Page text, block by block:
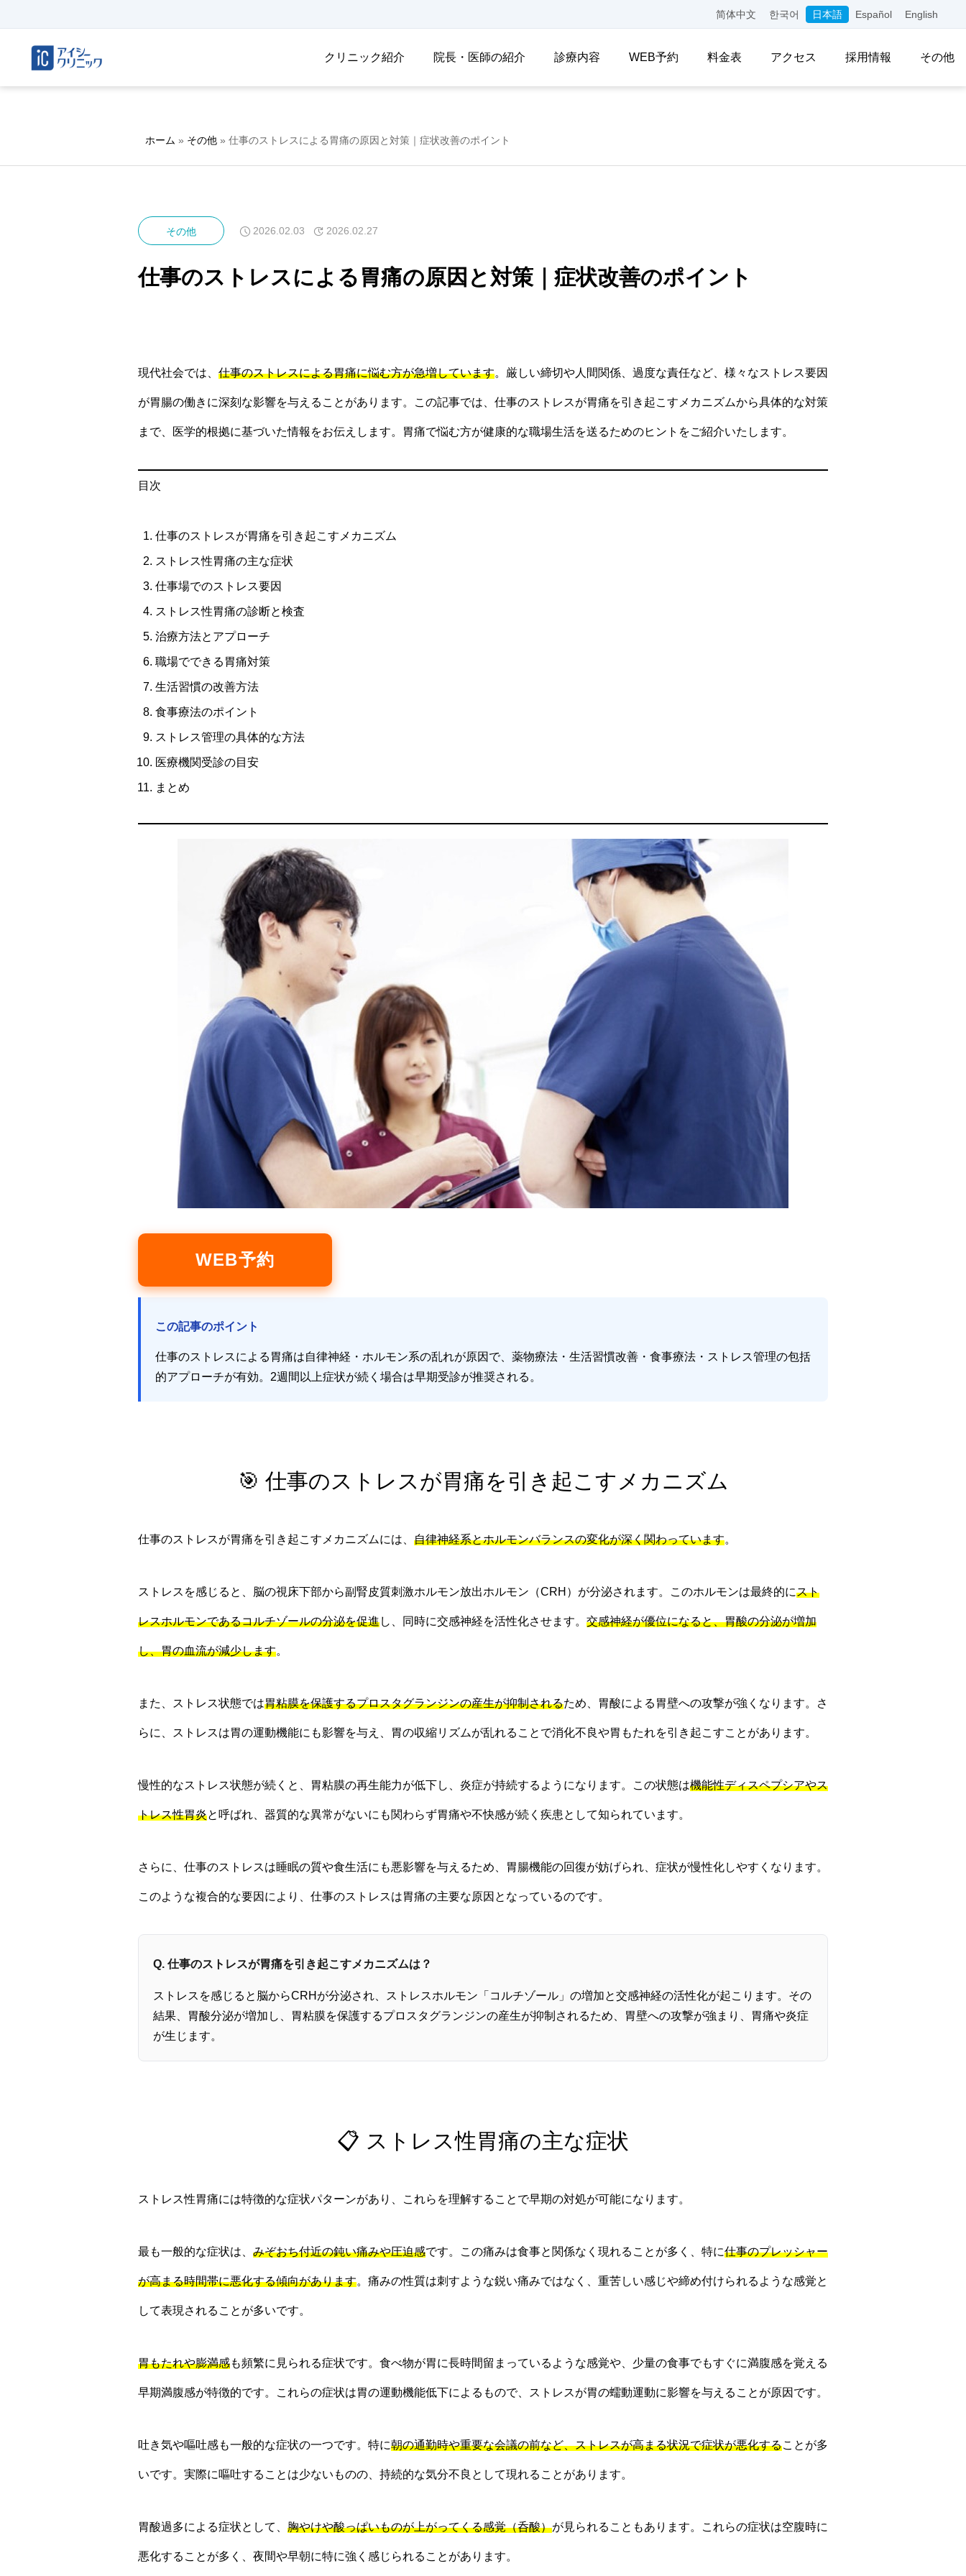
简体中文 한국어 日本語 Español English
クリニック紹介 院長・医師の紹介 診療内容 WEB予約 料金表 アクセス 採用情報 その他
ホーム » その他 » 仕事のストレスによる胃痛の原因と対策｜症状改善のポイント
その他 2026.02.03 2026.02.27
仕事のストレスによる胃痛の原因と対策｜症状改善のポイント
現代社会では、 仕事のストレスによる胃痛に悩む方が急増しています。厳しい締切や人間関係、過度な責任など、様々なストレス要因
が胃腸の働きに深刻な影響を与えることがあります。この記事では、仕事のストレスが胃痛を引き起こすメカニズムから具体的な対策
まで、医学的根拠に基づいた情報をお伝えします。胃痛で悩む方が健康的な職場生活を送るためのヒントをご紹介いたします。
目次
仕事のストレスが胃痛を引き起こすメカニズム
ストレス性胃痛の主な症状
仕事場でのストレス要因
ストレス性胃痛の診断と検査
治療方法とアプローチ
職場でできる胃痛対策
生活習慣の改善方法
食事療法のポイント
ストレス管理の具体的な方法
医療機関受診の目安
まとめ
WEB予約
この記事のポイント
仕事のストレスによる胃痛は自律神経・ホルモン系の乱れが原因で、薬物療法・生活習慣改善・食事療法・ストレス管理の包括
的アプローチが有効。2週間以上症状が続く場合は早期受診が推奨される。
🎯 仕事のストレスが胃痛を引き起こすメカニズム
仕事のストレスが胃痛を引き起こすメカニズムには、 自律神経系とホルモンバランスの変化が深く関わっています。
ストレスを感じると、脳の視床下部から副腎皮質刺激ホルモン放出ホルモン（CRH）が分泌されます。このホルモンは最終的にスト
レスホルモンであるコルチゾールの分泌を促進し、同時に交感神経を活性化させます。 交感神経が優位になると、胃酸の分泌が増加
し、胃の血流が減少します。
また、ストレス状態では胃粘膜を保護するプロスタグランジンの産生が抑制されるため、胃酸による胃壁への攻撃が強くなります。さ
らに、ストレスは胃の運動機能にも影響を与え、胃の収縮リズムが乱れることで消化不良や胃もたれを引き起こすことがあります。
慢性的なストレス状態が続くと、胃粘膜の再生能力が低下し、炎症が持続するようになります。この状態は機能性ディスペプシアやス
トレス性胃炎と呼ばれ、器質的な異常がないにも関わらず胃痛や不快感が続く疾患として知られています。
さらに、仕事のストレスは睡眠の質や食生活にも悪影響を与えるため、胃腸機能の回復が妨げられ、症状が慢性化しやすくなります。
このような複合的な要因により、仕事のストレスは胃痛の主要な原因となっているのです。
Q. 仕事のストレスが胃痛を引き起こすメカニズムは？
ストレスを感じると脳からCRHが分泌され、ストレスホルモン「コルチゾール」の増加と交感神経の活性化が起こります。その
結果、胃酸分泌が増加し、胃粘膜を保護するプロスタグランジンの産生が抑制されるため、胃壁への攻撃が強まり、胃痛や炎症
が生じます。
📋 ストレス性胃痛の主な症状
ストレス性胃痛には特徴的な症状パターンがあり、これらを理解することで早期の対処が可能になります。
最も一般的な症状は、 みぞおち付近の鈍い痛みや圧迫感です。この痛みは食事と関係なく現れることが多く、特に仕事のプレッシャー
が高まる時間帯に悪化する傾向があります。痛みの性質は刺すような鋭い痛みではなく、重苦しい感じや締め付けられるような感覚と
して表現されることが多いです。
胃もたれや膨満感も頻繁に見られる症状です。食べ物が胃に長時間留まっているような感覚や、少量の食事でもすぐに満腹感を覚える
早期満腹感が特徴的です。これらの症状は胃の運動機能低下によるもので、ストレスが胃の蠕動運動に影響を与えることが原因です。
吐き気や嘔吐感も一般的な症状の一つです。特に朝の通勤時や重要な会議の前など、ストレスが高まる状況で症状が悪化することが多
いです。実際に嘔吐することは少ないものの、持続的な気分不良として現れることがあります。
胃酸過多による症状として、 胸やけや酸っぱいものが上がってくる感覚（呑酸）が見られることもあります。これらの症状は空腹時に
悪化することが多く、夜間や早朝に特に強く感じられることがあります。